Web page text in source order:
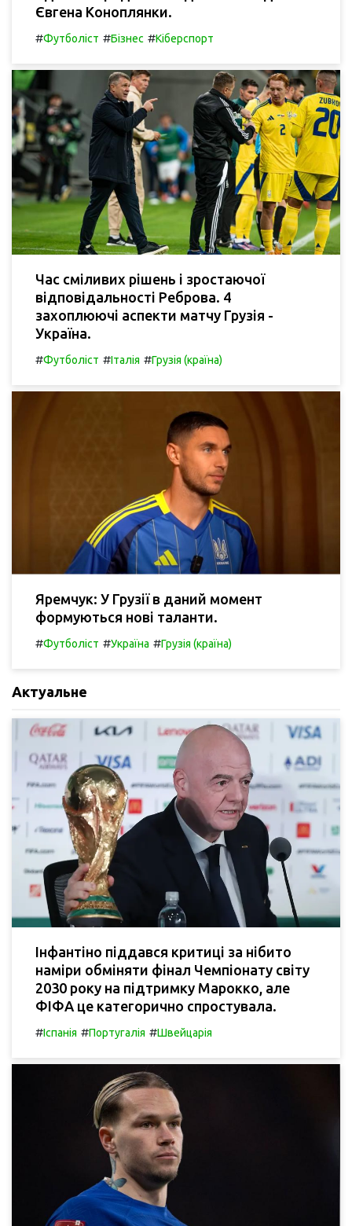
Євгена Коноплянки.
#Футболіст #Бізнес #Кіберспорт
Час сміливих рішень і зростаючої
відповідальності Реброва. 4
захоплюючі аспекти матчу Грузія -
Україна.
#Футболіст #Італія #Грузія (країна)
Яремчук: У Грузії в даний момент
формуються нові таланти.
#Футболіст #Україна #Грузія (країна)
Актуальне
Інфантіно піддався критиці за нібито
наміри обміняти фінал Чемпіонату світу
2030 року на підтримку Марокко, але
ФІФА це категорично спростувала.
#Іспанія #Португалія #Швейцарія